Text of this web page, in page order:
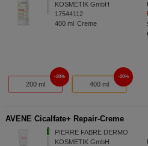
KOSMETIK GmbH
17544112
400 ml Creme
200 ml
20%
400 ml
20%
AVENE Cicalfate+ Repair-Creme
PIERRE FABRE DERMO
KOSMETIK GmbH